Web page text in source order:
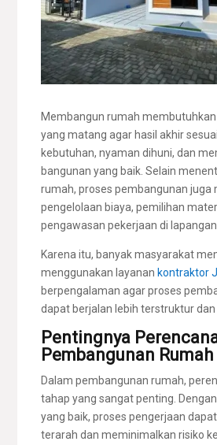
Membangun rumah
yang matang agar hasil akhir
kebutuhan, nyaman dihuni, dan
bangunan yang baik. Selain
rumah, proses pembangunan juga
pengelolaan biaya, pemilihan
pengawasan pekerjaan di lapangan.
Karena itu, banyak masyarakat
menggunakan layanan kontraktor
berpengalaman agar proses
dapat berjalan lebih terstruktur dan
Pentingnya
Pembangunan Rumah
Dalam pembangunan rumah,
tahap yang sangat penting.
yang baik, proses pengerjaan
terarah dan meminimalkan risiko